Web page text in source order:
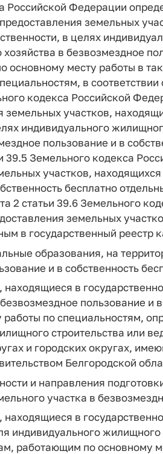
Российской Федерации
земельных
в целях
хозяйства в безвозмездное
основному месту работы в
в
кодекса Российской
земельных участков,
индивидуального
пользование и в
39.5 Земельного кодекса
участков,
бесплатно
2 статьи 39.6 Земельного
земельных
в государственный реестр
образования, на
и в собственность
в
пользование
работы по специальностям,
строительства или
и городских округах,
Белгородской
и направления
участка в
в
индивидуального
работающим по основному